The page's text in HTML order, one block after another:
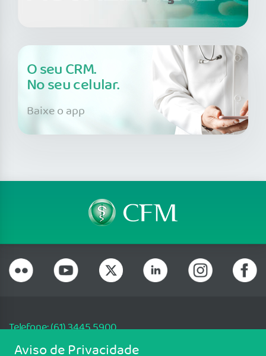
O seu CRM.
No seu celular.
Baixe o app
Telefone: (61) 3445 5900
Email: cfm@portalmedico.org.br
Aviso de Privacidade